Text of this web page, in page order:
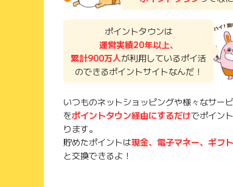
ポイントタウンは
運営実績20年以上、
累計900万人が利用しているポイ活
のできるポイントサイトなんだ！
いつものネットショッピングや様々なサー
をポイントタウン経由にするだけでポイン
ります。
貯めたポイントは現金、電子マネー、ギフ
と交換できるよ！